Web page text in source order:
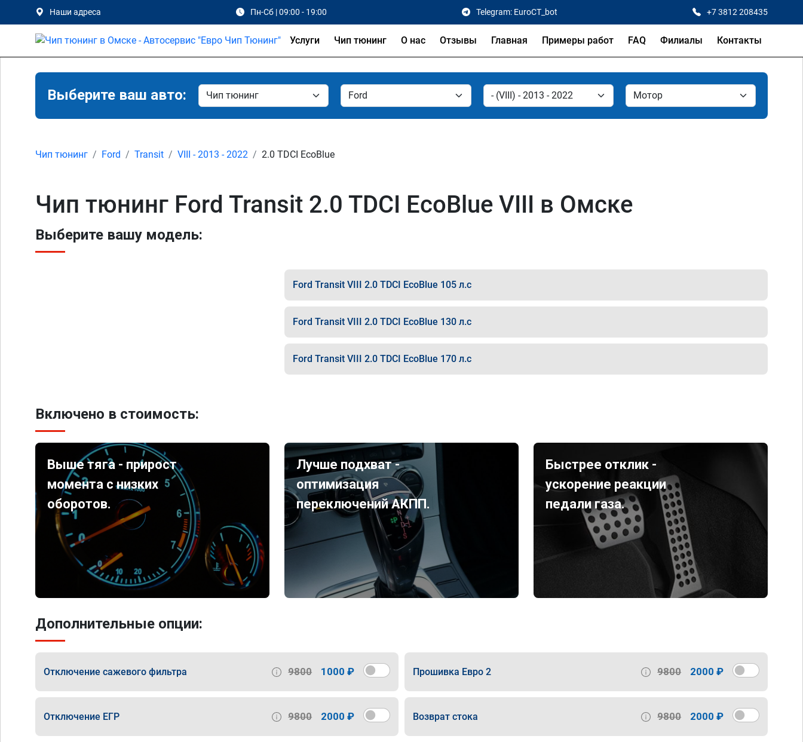
Наши адреса Пн-Сб | 09:00 - 19:00 Telegram: EuroCT_bot +7 3812 208435
Услуги Чип тюнинг О нас Отзывы Главная Примеры работ FAQ Филиалы Контакты
Выберите ваш авто:
Чип тюнинг Ford Transit VIII - 2013 - 2022 2.0 TDCI EcoBlue
Чип тюнинг Ford Transit 2.0 TDCI EcoBlue VIII в Омске
Выберите вашу модель:
Ford Transit VIII 2.0 TDCI EcoBlue 105 л.с
Ford Transit VIII 2.0 TDCI EcoBlue 130 л.с
Ford Transit VIII 2.0 TDCI EcoBlue 170 л.с
Включено в стоимость:
Выше тяга - прирост
момента с низких
оборотов.
Лучше подхват -
оптимизация
переключений АКПП.
Быстрее отклик -
ускорение реакции
педали газа.
Дополнительные опции:
Отключение сажевого фильтра 9800 1000 ₽ Прошивка Евро 2 9800 2000 ₽
Отключение ЕГР 9800 2000 ₽ Возврат стока 9800 2000 ₽